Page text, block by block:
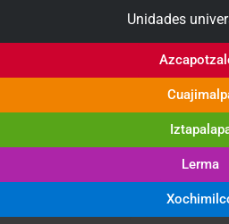
Unidades
Lerma